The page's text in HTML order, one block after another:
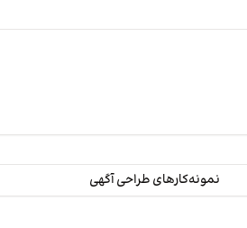
نمونه‌کارهای طراحی آگهی